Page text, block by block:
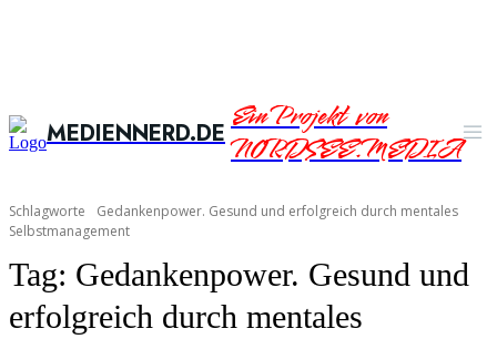
MEDIENNERD.DEEin Projekt von
NORDSEE.MEDIA
Schlagworte
Gedankenpower. Gesund und erfolgreich durch mentales
Selbstmanagement
Tag: Gedankenpower. Gesund und
erfolgreich durch mentales